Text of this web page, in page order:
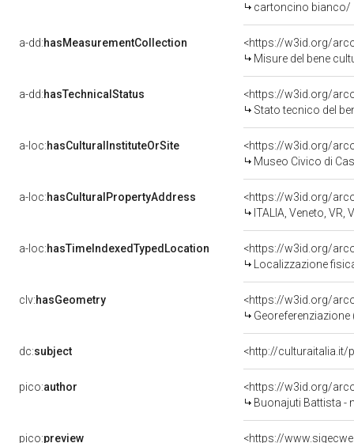
cartoncino bianco/
a-dd:hasMeasurementCollection
<https://w3id.org/
Misure del bene
a-dd:hasTechnicalStatus
<https://w3id.org/
Stato tecnico del
a-loc:hasCulturalInstituteOrSite
<https://w3id.org/
Museo Civico di
a-loc:hasCulturalPropertyAddress
<https://w3id.org/
ITALIA, Veneto, VR,
a-loc:hasTimeIndexedTypedLocation
<https://w3id.org/
Localizzazione
clv:hasGeometry
<https://w3id.org/
dc:subject <http://
pico:author
<https://w3id.org/
Buonajuti Battista -
pico:preview <https://